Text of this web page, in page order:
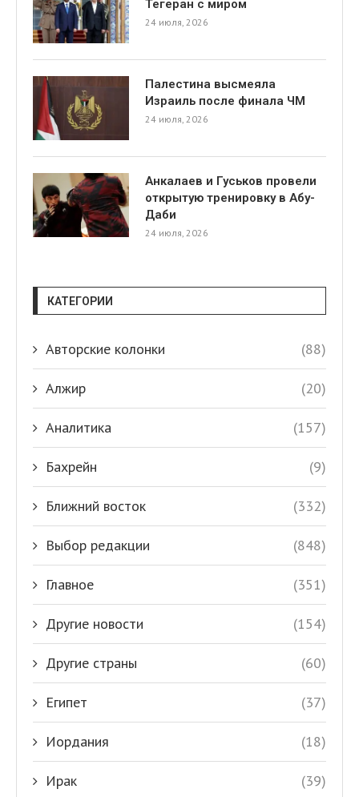
Тегеран с миром
24 июля, 2026
Палестина высмеяла
Израиль после финала ЧМ
24 июля, 2026
Анкалаев и Гуськов провели
открытую тренировку в Абу-
Даби
24 июля, 2026
КАТЕГОРИИ
Авторские колонки (88)
Алжир (20)
Аналитика (157)
Бахрейн (9)
Ближний восток (332)
Выбор редакции (848)
Главное (351)
Другие новости (154)
Другие страны (60)
Египет (37)
Иордания (18)
Ирак (39)